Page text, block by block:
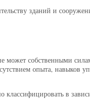
зданий и
может собственными
опыта, навыков
в